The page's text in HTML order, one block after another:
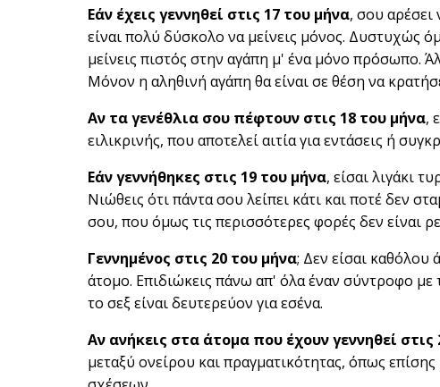
Εάν έχεις γεννηθεί στις 17 του μήνα, σου αρέσει
είναι πολύ δύσκολο να μείνεις μόνος. Δυστυχώς
μείνεις πιστός στην αγάπη μ' ένα μόνο πρόσωπο.
Μόνον η αληθινή αγάπη θα είναι σε θέση να
Αν τα γενέθλια σου πέφτουν στις 18 του μήνα,
ειλικρινής, που αποτελεί αιτία για εντάσεις ή
Εάν γεννήθηκες στις 19 του μήνα, είσαι λιγάκι
Νιώθεις ότι πάντα σου λείπει κάτι και ποτέ δεν
σου, που όμως τις περισσότερες φορές δεν είναι
Γεννημένος στις 20 του μήνα; Δεν είσαι καθόλου
άτομο. Επιδιώκεις πάνω απ' όλα έναν σύντροφο
το σεξ είναι δευτερεύον για εσένα.
Αν ανήκεις στα άτομα που έχουν γεννηθεί στις
μεταξύ ονείρου και πραγματικότητας, όπως